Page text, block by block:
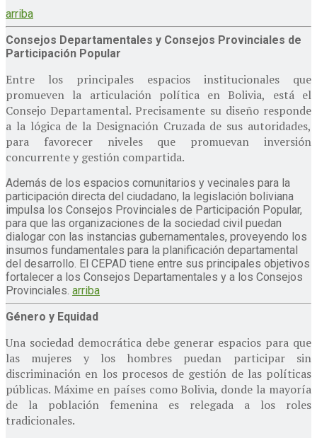
arriba
Consejos Departamentales y Consejos Provinciales de
Participación Popular
Entre los principales espacios institucionales que
promueven la articulación política en Bolivia, está el
Consejo Departamental. Precisamente su diseño responde
a la lógica de la Designación Cruzada de sus autoridades,
para favorecer niveles que promuevan inversión
concurrente y gestión compartida.
Además de los espacios comunitarios y vecinales para la
participación directa del ciudadano, la legislación boliviana
impulsa los Consejos Provinciales de Participación Popular,
para que las organizaciones de la sociedad civil puedan
dialogar con las instancias gubernamentales, proveyendo los
insumos fundamentales para la planificación departamental
del desarrollo. El CEPAD tiene entre sus principales objetivos
fortalecer a los Consejos Departamentales y a los Consejos
Provinciales. arriba
Género y Equidad
Una sociedad democrática debe generar espacios para que
las mujeres y los hombres puedan participar sin
discriminación en los procesos de gestión de las políticas
públicas. Máxime en países como Bolivia, donde la mayoría
de la población femenina es relegada a los roles
tradicionales.